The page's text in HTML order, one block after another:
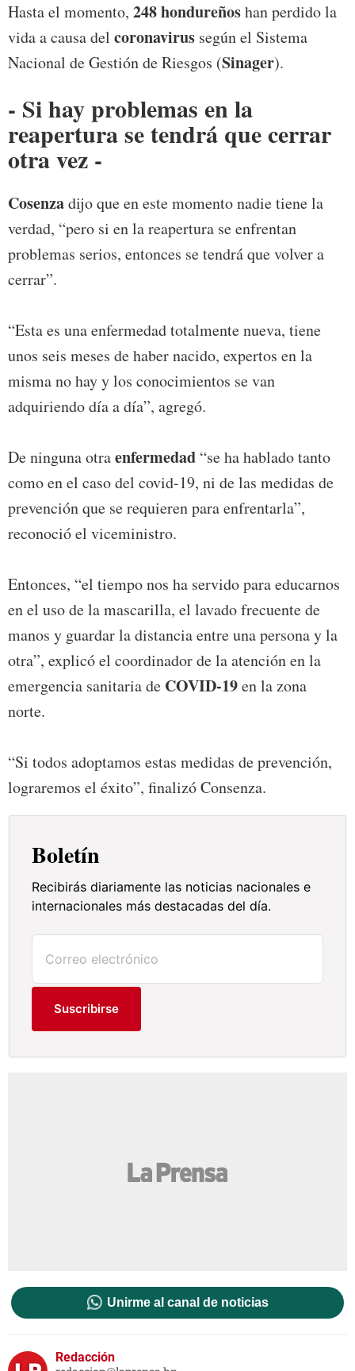
Hasta el momento, 248 hondureñoshan perdido la
vida a causa del coronavirus según el Sistema
Nacional de Gestión de Riesgos (Sinager).
- Si hay problemas en la
reapertura se tendrá que cerrar
otra vez -
Cosenzadijo que en este momento nadie tiene la
verdad, “pero si en la reapertura se enfrentan
problemas serios, entonces se tendrá que volver a
cerrar”.
“Esta es una enfermedad totalmente nueva, tiene
unos seis meses de haber nacido, expertos en la
misma no hay y los conocimientos se van
adquiriendo día a día”, agregó.
De ninguna otraenfermedad “se ha hablado tanto
como en el caso del covid-19, ni de las medidas de
prevención que se requieren para enfrentarla”,
reconoció el viceministro.
Entonces, “el tiempo nos ha servido para educarnos
en el uso de la mascarilla, el lavado frecuente de
manos y guardar la distancia entre una persona y la
otra”, explicó el coordinador de la atención en la
emergencia sanitaria de COVID-19en la zona
norte.
“Si todos adoptamos estas medidas de prevención,
lograremos el éxito”, finalizó Consenza.
Boletín
Recibirás diariamente las noticias nacionales e
internacionales más destacadas del día.
Suscribirse
Unirme al canal de noticias
Redacción